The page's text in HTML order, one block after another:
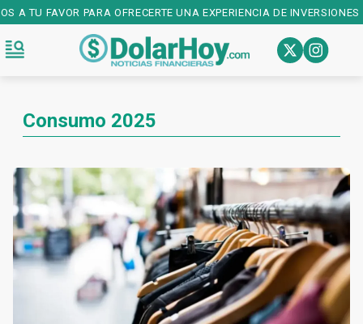
TU FAVOR PARA OFRECERTE UNA EXPERIENCIA DE INVERSIONES
Consumo 2025